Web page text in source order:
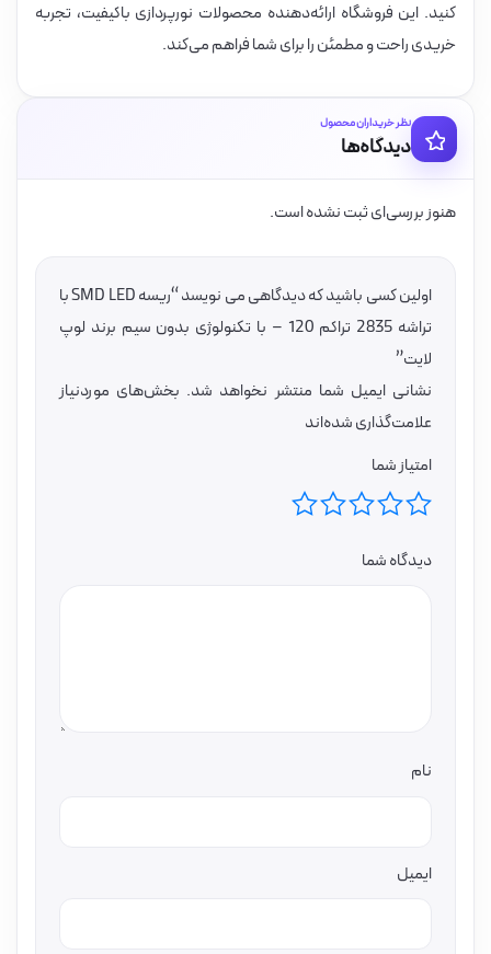
کنید. این فروشگاه ارائه‌دهنده محصولات نورپردازی باکیفیت، تجربه
خریدی راحت و مطمئن را برای شما فراهم می‌کند.
نظر خریداران محصول
دیدگاه‌ها
هنوز بررسی‌ای ثبت نشده است.
اولین کسی باشید که دیدگاهی می نویسد “ریسه SMD LED با
تراشه 2835 تراکم 120 – با تکنولوژی بدون سیم برند لوپ
لایت”
نشانی ایمیل شما منتشر نخواهد شد. بخش‌های موردنیاز
علامت‌گذاری شده‌اند
امتیاز شما
دیدگاه شما
نام
ایمیل